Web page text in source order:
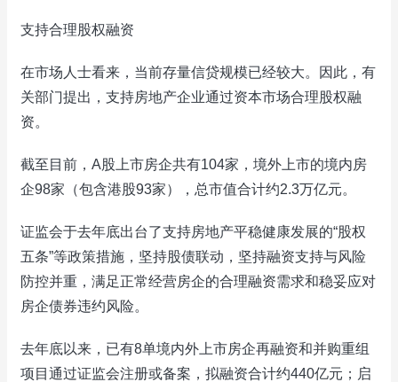
支持合理股权融资
在市场人士看来，当前存量信贷规模已经较大。因此，有
关部门提出，支持房地产企业通过资本市场合理股权融
资。
截至目前，A股上市房企共有104家，境外上市的境内房
企98家（包含港股93家），总市值合计约2.3万亿元。
证监会于去年底出台了支持房地产平稳健康发展的“股权
五条”等政策措施，坚持股债联动，坚持融资支持与风险
防控并重，满足正常经营房企的合理融资需求和稳妥应对
房企债券违约风险。
去年底以来，已有8单境内外上市房企再融资和并购重组
项目通过证监会注册或备案，拟融资合计约440亿元；启